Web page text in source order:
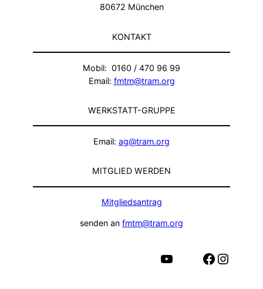
80672 München
KONTAKT
Mobil: 0160 / 470 96 99
Email: fmtm@tram.org
WERKSTATT-GRUPPE
Email: ag@tram.org
MITGLIED WERDEN
Mitgliedsantrag
senden an fmtm@tram.org
Facebook Instagram
YouTube